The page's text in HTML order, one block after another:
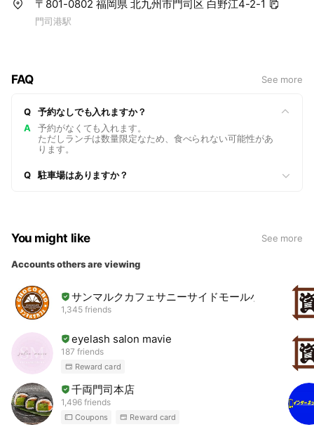
〒801-0802 福岡県 北九州市門司区 白野江4-2-1
門司港駅
FAQ See more
Q
予約なしでも入れますか？
A
予約がなくても入れます。
ただしランチは数量限定なため、食べられない可能性があ
ります。
Q 駐車場はありますか？
You might like See more
Accounts others are viewing
サンマルクカフェサニーサイドモール小倉店
1,345 friends
eyelash salon mavie
187 friends
Reward card
千両門司本店
1,496 friends
Coupons Reward card